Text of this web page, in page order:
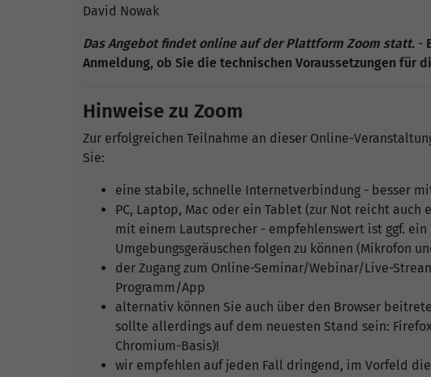
David Nowak
Das Angebot findet online auf der Plattform Zoom statt. -
Anmeldung, ob Sie die technischen Voraussetzungen für
Hinweise zu Zoom
Zur erfolgreichen Teilnahme an dieser Online-
Sie:
eine stabile, schnelle Internetverbindung - besser
PC, Laptop, Mac oder ein Tablet (zur Not reicht
mit einem Lautsprecher - empfehlenswert ist ggf. ein
Umgebungsgeräuschen folgen zu können (Mikrofon
der Zugang zum Online-Seminar/Webinar/Live-
Programm/App
alternativ können Sie auch über den Browser
sollte allerdings auf dem neuesten Stand sein:
Chromium-Basis)!
wir empfehlen auf jeden Fall dringend, im Vorfeld